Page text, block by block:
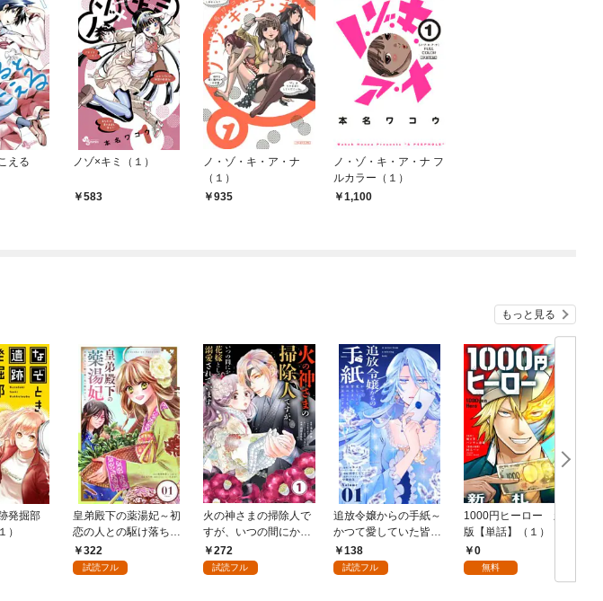
える
ノゾ×キミ（１）
583
ノ・ゾ・キ・ア・ナ
（１）
935
ノ・ゾ・キ・ア・ナ フ
ルカラー（１）
1,100
もっと見る
発掘部
）
皇弟殿下の薬湯妃～初
恋の人との駆け落ち先
は後宮でした～【単
話】（１）
322
試読フル
火の神さまの掃除人で
すが、いつの間にか花
嫁として溺愛されてい
ます【単話】（１）
272
試読フル
追放令嬢からの手紙～
かつて愛していた皆さ
まへ 私のことなどお忘
れですか？～【単話】
138
試読フル
1000円ヒーロー 新札
版【単話】（１）
0
無料